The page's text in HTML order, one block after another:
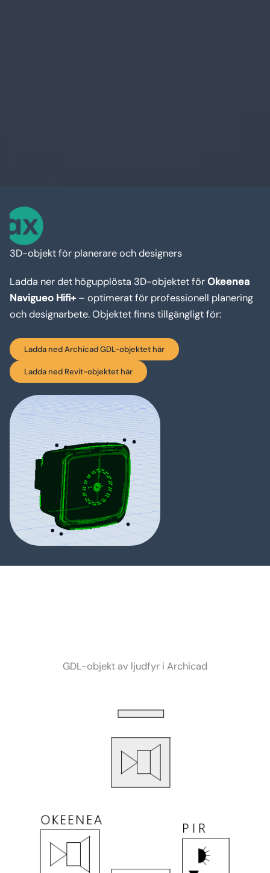
3D-objekt för planerare och designers
Ladda ner det högupplösta 3D-objektet förOkeenea
Navigueo Hifi+ – optimerat för professionell planering
och designarbete. Objektet finns tillgängligt för:
Ladda ned Archicad GDL-objektet här
Ladda ned Revit-objektet här
GDL-objekt av ljudfyr i Archicad